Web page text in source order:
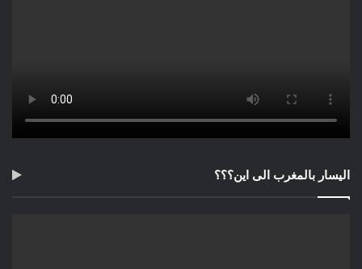
اليسار بالمغرب الى اين؟؟؟